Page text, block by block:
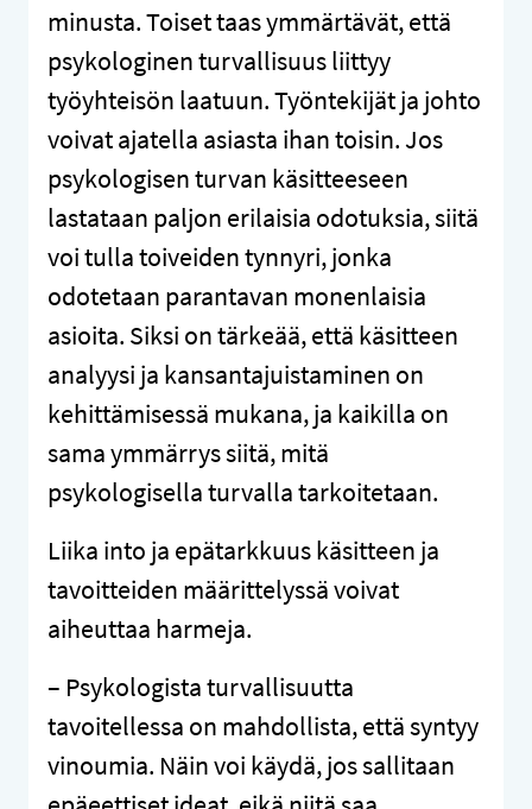
minusta. Toiset taas ymmärtävät, että
psykologinen turvallisuus liittyy
työyhteisön laatuun. Työntekijät ja johto
voivat ajatella asiasta ihan toisin. Jos
psykologisen turvan käsitteeseen
lastataan paljon erilaisia odotuksia, siitä
voi tulla toiveiden tynnyri, jonka
odotetaan parantavan monenlaisia
asioita. Siksi on tärkeää, että käsitteen
analyysi ja kansantajuistaminen on
kehittämisessä mukana, ja kaikilla on
sama ymmärrys siitä, mitä
psykologisella turvalla tarkoitetaan.
Liika into ja epätarkkuus käsitteen ja
tavoitteiden määrittelyssä voivat
aiheuttaa harmeja.
– Psykologista turvallisuutta
tavoitellessa on mahdollista, että syntyy
vinoumia. Näin voi käydä, jos sallitaan